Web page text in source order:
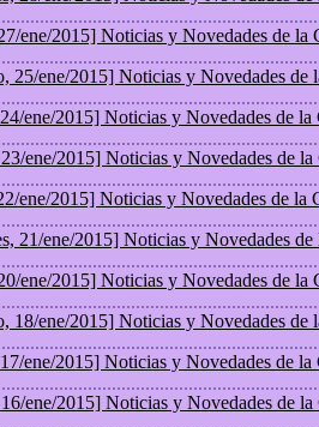
ene/2015] Noticias y Novedades de la
25/ene/2015] Noticias y Novedades de
ene/2015] Noticias y Novedades de la
ene/2015] Noticias y Novedades de
ene/2015] Noticias y Novedades de la
21/ene/2015] Noticias y Novedades
ene/2015] Noticias y Novedades de la
18/ene/2015] Noticias y Novedades de
ene/2015] Noticias y Novedades de la
ene/2015] Noticias y Novedades de